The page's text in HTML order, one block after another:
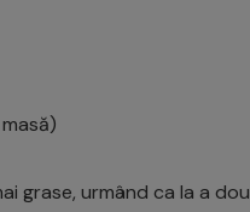
grase, urmând ca la a